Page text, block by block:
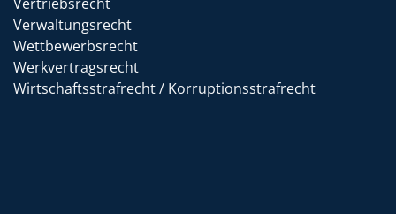
Verwaltungsrecht
Wettbewerbsrecht
Werkvertragsrecht
Wirtschaftsstrafrecht / Korruptionsstrafrecht